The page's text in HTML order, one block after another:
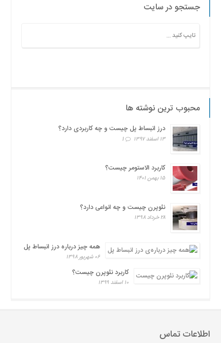
جستجو در سایت
محبوب ترین نوشته ها
درز انبساط پل چیست و چه کاربردی دارد؟
۱۳ اسفند ۱۳۹۷ 1
کاربرد الاستومر چیست؟
۱۵ بهمن ۱۴۰۱
نئوپرن چیست و چه انواعی دارد؟
۲۸ خرداد ۱۳۹۸
همه چیز درباره درز انبساط پل
۰۶ شهریور ۱۳۹۸
کاربرد نئوپرن چیست؟
۱۰ اسفند ۱۳۹۹
اطلاعات تماس